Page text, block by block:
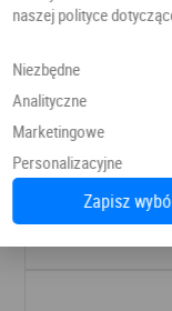
Ościeżnice
Dostępne od
naszej polityce
Niezbędne
Analityczne
Marketingowe
Personalizacyjne
Zapisz